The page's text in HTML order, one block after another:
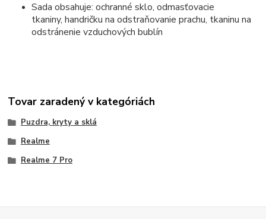
Sada obsahuje: ochranné sklo, odmasťovacie
tkaniny, handričku na odstraňovanie prachu, tkaninu na
odstránenie vzduchových bublín
Tovar zaradený v kategóriách
Puzdra, kryty a sklá
Realme
Realme 7 Pro